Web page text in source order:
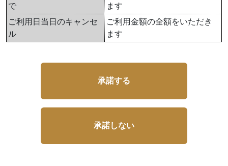
で
ます
ご利用日当日のキャンセ
ル
ご利用金額の全額をいただき
ます
承諾する
承諾しない